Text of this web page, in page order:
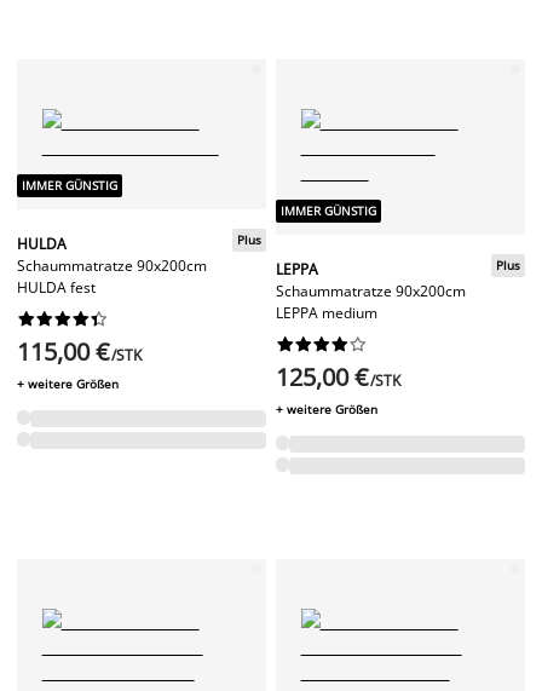
IMMER GÜNSTIG
HULDA
Schaummatratze 90x200cm
HULDA fest
Plus






115,00 €/STK
+ weitere Größen
IMMER GÜNSTIG
LEPPA
Schaummatratze 90x200cm
LEPPA medium
Plus






125,00 €/STK
+ weitere Größen